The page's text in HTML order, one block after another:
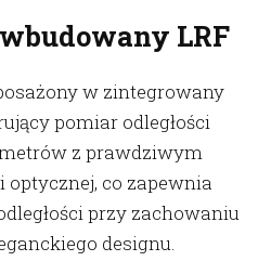
LRF
w zintegrowany
pomiar odległości
z prawdziwym
co zapewnia
przy zachowaniu
designu.